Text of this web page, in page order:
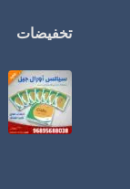
تخفيضات